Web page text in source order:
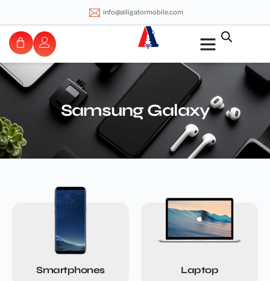
info@alligatormobile.com
Samsung Galaxy
Smartphones Laptop